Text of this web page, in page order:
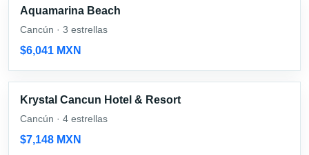
Aquamarina Beach
Cancún · 3 estrellas
$6,041 MXN
Krystal Cancun Hotel & Resort
Cancún · 4 estrellas
$7,148 MXN